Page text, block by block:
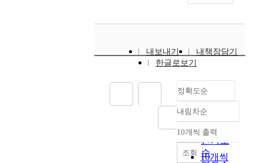
내보내기
내책장담기
한글로보기
정확도순
정확도
순
인기도
순
내림차순
내림차순
10개씩 출력
10개씩
조회